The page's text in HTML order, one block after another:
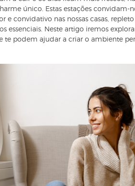
único. Estas estações convidam-
e convidativo nas nossas casas,
essenciais. Neste artigo iremos
te podem ajudar a criar o ambiente